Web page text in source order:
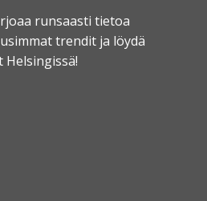
runsaasti tietoa
trendit ja löydä